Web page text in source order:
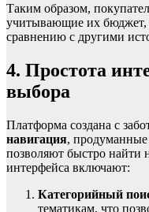
Таким образом,
учитывающие их бюджет,
сравнению с другими
4. Простота
выбора
Платформа создана с
навигация, продуманные
позволяют быстро найти
интерфейса включают:
Категорийный
тематикам, что